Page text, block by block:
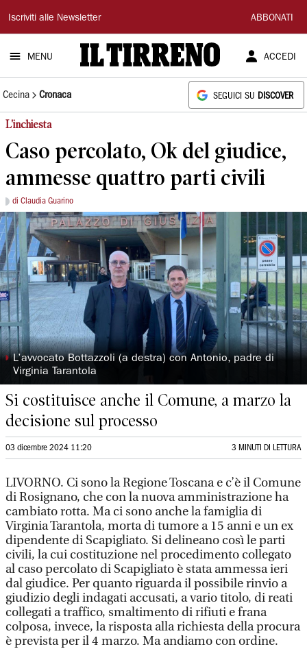
Il
Tirreno
Iscriviti alle Newsletter ABBONATI
MENU ACCEDI
Cecina Cronaca SEGUICI SU DISCOVER
L'inchiesta
Caso percolato, Ok del giudice,
ammesse quattro parti civili
di Claudia Guarino
◗L’avvocato Bottazzoli (a destra) con Antonio, padre di
Virginia Tarantola
Si costituisce anche il Comune, a marzo la
decisione sul processo
03 dicembre 2024 11:20 3 MINUTI DI LETTURA
LIVORNO. Ci sono la Regione Toscana e c’è il Comune
di Rosignano, che con la nuova amministrazione ha
cambiato rotta. Ma ci sono anche la famiglia di
Virginia Tarantola, morta di tumore a 15 anni e un ex
dipendente di Scapigliato. Si delineano così le parti
civili, la cui costituzione nel procedimento collegato
al caso percolato di Scapigliato è stata ammessa ieri
dal giudice. Per quanto riguarda il possibile rinvio a
giudizio degli indagati accusati, a vario titolo, di reati
collegati a traffico, smaltimento di rifiuti e frana
colposa, invece, la risposta alla richiesta della procura
è prevista per il 4 marzo. Ma andiamo con ordine.